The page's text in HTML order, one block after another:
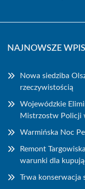
NAJNOWSZE
Nowa siedziba
rzeczywistością
Wojewódzkie
Mistrzostw Policji
Warmińska Noc
Remont
warunki dla
Trwa konserwacja